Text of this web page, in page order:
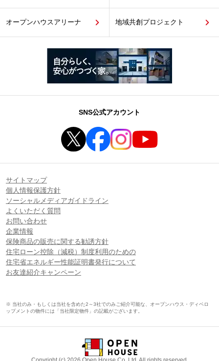
オープンハウスアリーナ 地域共創プロジェクト
SNS公式アカウント
サイトマップ
個人情報保護方針
ソーシャルメディアガイドライン
よくいただく質問
お問い合わせ
企業情報
保険商品の販売に関する勧誘方針
住宅ローン控除（減税）制度利用のための
住宅省エネルギー性能証明書発行について
お友達紹介キャンペーン
※ 当社のみ・もしくは当社を含めた2～3社でのみご紹介可能な、オープンハウス・ディベロ
ップメントの物件には「当社限定物件」の記載がございます。